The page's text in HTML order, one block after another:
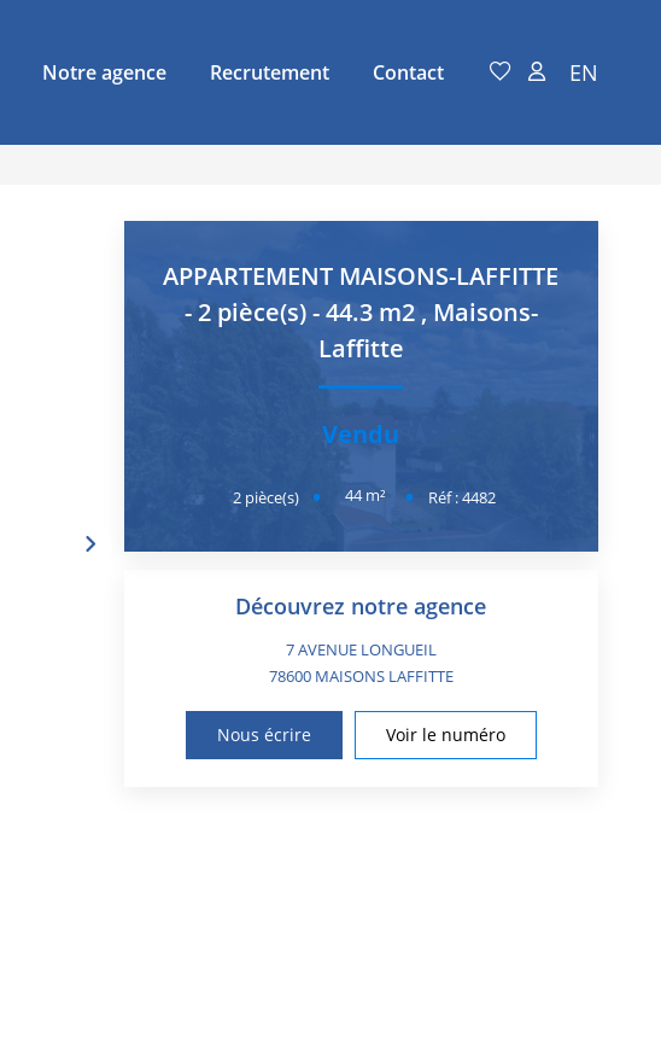
Notre agence Recrutement Contact EN
APPARTEMENT MAISONS-LAFFITTE
- 2 pièce(s) - 44.3 m2 , Maisons-
Laffitte
Vendu
2 pièce(s) 44m² Réf :4482
Découvrez notre agence
7 AVENUE LONGUEIL
78600 MAISONS LAFFITTE
Nous écrire Voir le numéro